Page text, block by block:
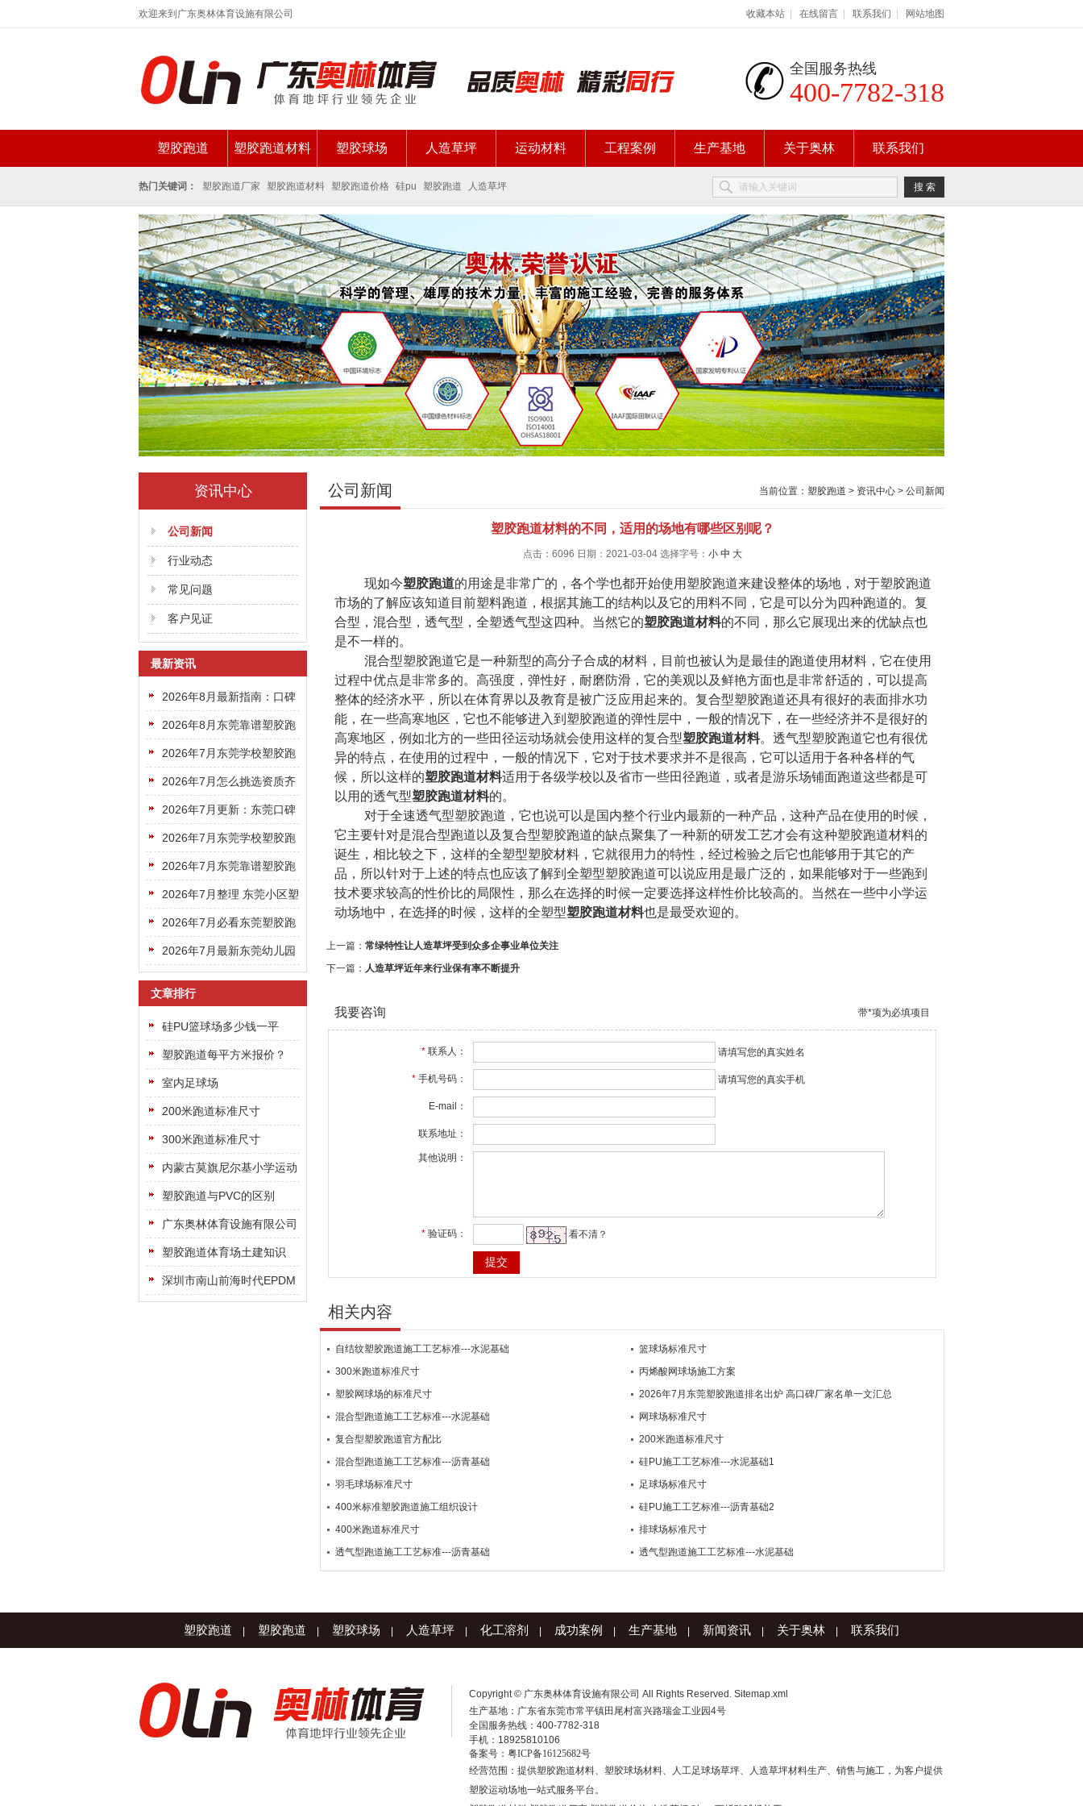
欢迎来到广东奥林体育设施有限公司 收藏本站 在线留言 联系我们 网站地图
全国服务热线
400-7782-318
塑胶跑道 塑胶跑道材料 塑胶球场 人造草坪 运动材料 工程案例 生产基地 关于奥林 联系我们
新闻资讯
热门关键词： 塑胶跑道厂家 塑胶跑道材料 塑胶跑道价格 硅pu 塑胶跑道 人造草坪
资讯中心
公司新闻
行业动态
常见问题
客户见证
最新资讯
2026年8月最新指南：口碑
好的东莞塑胶跑道选哪家更
专业靠谱
2026年8月东莞靠谱塑胶跑
道机构挑选避坑指南请收好
2026年7月东莞学校塑胶跑
道选哪家？靠谱厂商盘点看
完不踩坑
2026年7月怎么挑选资质齐
全专业靠谱的东莞塑胶跑道
公司
2026年7月更新：东莞口碑
好的塑胶跑道厂家名单建议
收藏
2026年7月东莞学校塑胶跑
道，靠谱施工厂商该去哪里
找？
2026年7月东莞靠谱塑胶跑
道企业怎么选？看完这篇就
够了
2026年7月整理 东莞小区塑
胶跑道正规厂家挑选避坑全
指南
2026年7月必看东莞塑胶跑
道十大厂家排名权威榜单正
2026年7月最新东莞幼儿园
塑胶跑道十大厂家排名公布
文章排行
硅PU篮球场多少钱一平
方？
塑胶跑道每平方米报价？
室内足球场
200米跑道标准尺寸
300米跑道标准尺寸
内蒙古莫旗尼尔基小学运动
场
塑胶跑道与PVC的区别
广东奥林体育设施有限公司
塑胶跑道体育场土建知识
深圳市南山前海时代EPDM
公司新闻 当前位置： 塑胶跑道 > 资讯中心 > 公司新闻
塑胶跑道材料的不同，适用的场地有哪些区别呢？
点击：6096 日期：2021-03-04 选择字号： 小 中 大
现如今塑胶跑道的用途是非常广的，各个学也都开始使用塑胶跑道来建设整体的场地，对于塑胶跑道
市场的了解应该知道目前塑料跑道，根据其施工的结构以及它的用料不同，它是可以分为四种跑道的。复
合型，混合型，透气型，全塑透气型这四种。当然它的塑胶跑道材料的不同，那么它展现出来的优缺点也
是不一样的。
混合型塑胶跑道它是一种新型的高分子合成的材料，目前也被认为是最佳的跑道使用材料，它在使用
过程中优点是非常多的。高强度，弹性好，耐磨防滑，它的美观以及鲜艳方面也是非常舒适的，可以提高
整体的经济水平，所以在体育界以及教育是被广泛应用起来的。复合型塑胶跑道还具有很好的表面排水功
能，在一些高寒地区，它也不能够进入到塑胶跑道的弹性层中，一般的情况下，在一些经济并不是很好的
高寒地区，例如北方的一些田径运动场就会使用这样的复合型塑胶跑道材料。透气型塑胶跑道它也有很优
异的特点，在使用的过程中，一般的情况下，它对于技术要求并不是很高，它可以适用于各种各样的气
候，所以这样的塑胶跑道材料适用于各级学校以及省市一些田径跑道，或者是游乐场铺面跑道这些都是可
以用的透气型塑胶跑道材料的。
对于全速透气型塑胶跑道，它也说可以是国内整个行业内最新的一种产品，这种产品在使用的时候，
它主要针对是混合型跑道以及复合型塑胶跑道的缺点聚集了一种新的研发工艺才会有这种塑胶跑道材料的
诞生，相比较之下，这样的全塑型塑胶材料，它就很用力的特性，经过检验之后它也能够用于其它的产
品，所以针对于上述的特点也应该了解到全塑型塑胶跑道可以说应用是最广泛的，如果能够对于一些跑到
技术要求较高的性价比的局限性，那么在选择的时候一定要选择这样性价比较高的。当然在一些中小学运
动场地中，在选择的时候，这样的全塑型塑胶跑道材料也是最受欢迎的。
上一篇： 常绿特性让人造草坪受到众多企事业单位关注
下一篇： 人造草坪近年来行业保有率不断提升
带*项为必填项目
我要咨询
* 联系人： 请填写您的真实姓名
* 手机号码： 请填写您的真实手机
E-mail：
联系地址：
其他说明：
* 验证码： 看不清？
相关内容
自结纹塑胶跑道施工工艺标准---水泥基础
篮球场标准尺寸
300米跑道标准尺寸
丙烯酸网球场施工方案
塑胶网球场的标准尺寸
2026年7月东莞塑胶跑道排名出炉 高口碑厂家名单一文汇总
混合型跑道施工工艺标准---水泥基础
网球场标准尺寸
复合型塑胶跑道官方配比
200米跑道标准尺寸
混合型跑道施工工艺标准---沥青基础
硅PU施工工艺标准---水泥基础1
羽毛球场标准尺寸
足球场标准尺寸
400米标准塑胶跑道施工组织设计
硅PU施工工艺标准---沥青基础2
400米跑道标准尺寸
排球场标准尺寸
透气型跑道施工工艺标准---沥青基础
透气型跑道施工工艺标准---水泥基础
塑胶跑道 塑胶跑道 塑胶球场 人造草坪 化工溶剂 成功案例 生产基地 新闻资讯 关于奥林 联系我们
Copyright © 广东奥林体育设施有限公司 All Rights Reserved. Sitemap.xml
生产基地：广东省东莞市常平镇田尾村富兴路瑞金工业园4号
全国服务热线：400-7782-318
手机：18925810106
备案号： 粤ICP备16125682号
经营范围：提供塑胶跑道材料、塑胶球场材料、人工足球场草坪、人造草坪材料生产、销售与施工，为客户提供
塑胶运动场地一站式服务平台。